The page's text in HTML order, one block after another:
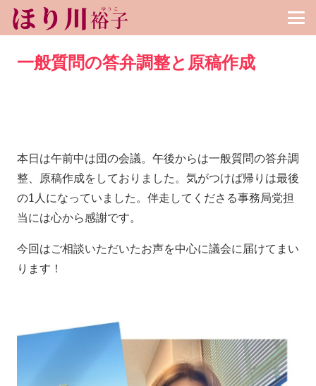
一般質問の答弁調整と原稿作成
本日は午前中は団の会議。午後からは一般質問の答弁調
整、原稿作成をしておりました。気がつけば帰りは最後
の1人になっていました。伴走してくださる事務局党担
当には心から感謝です。
今回はご相談いただいたお声を中心に議会に届けてまい
ります！